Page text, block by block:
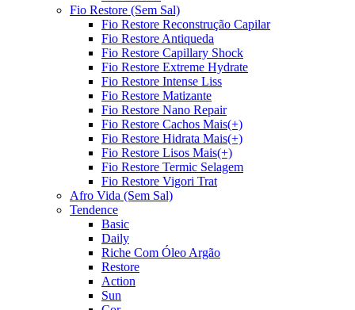
Fio Restore (Sem Sal)
Fio Restore Reconstrução Capilar
Fio Restore Antiqueda
Fio Restore Capillary Shock
Fio Restore Extreme Hydrate
Fio Restore Intense Liss
Fio Restore Matizante
Fio Restore Nano Repair
Fio Restore Cachos Mais(+)
Fio Restore Hidrata Mais(+)
Fio Restore Lisos Mais(+)
Fio Restore Termic Selagem
Fio Restore Vigori Trat
Afro Vida (Sem Sal)
Tendence
Basic
Daily
Riche Com Óleo Argão
Restore
Action
Sun